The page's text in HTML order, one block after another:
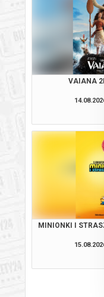
VAIANA
MINIONKI I